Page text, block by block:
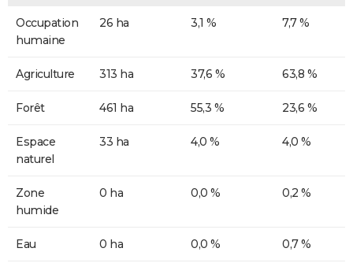
Occupation
humaine
26 ha 3,1 % 7,7 %
Agriculture 313 ha 37,6 % 63,8 %
Forêt 461 ha 55,3 % 23,6 %
Espace
naturel
33 ha 4,0 % 4,0 %
Zone
humide
0 ha 0,0 % 0,2 %
Eau 0 ha 0,0 % 0,7 %